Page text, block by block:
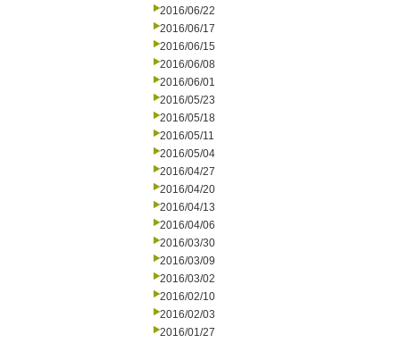
2016/06/22
2016/06/17
2016/06/15
2016/06/08
2016/06/01
2016/05/23
2016/05/18
2016/05/11
2016/05/04
2016/04/27
2016/04/20
2016/04/13
2016/04/06
2016/03/30
2016/03/09
2016/03/02
2016/02/10
2016/02/03
2016/01/27